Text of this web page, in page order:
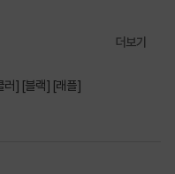
더보기
러] [블랙] [래플]